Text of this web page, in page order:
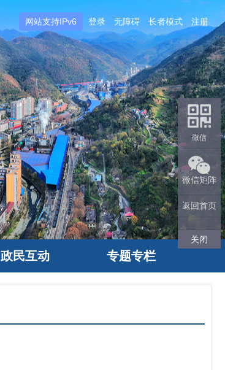
网站支持IPv6 登录 无障碍 长者模式 注册
政民互动 专题专栏
微信
微信矩阵
返回首页
关闭